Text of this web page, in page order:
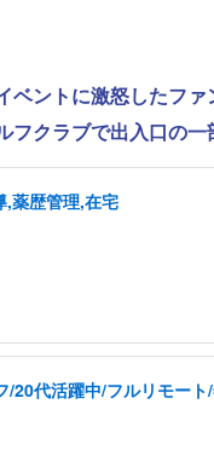
ントに激怒したファ
フクラブで出入口の
,薬歴管理,在宅
20代活躍中/フルリモー